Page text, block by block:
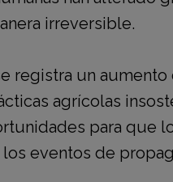
irreversible.
registra un
agrícolas
para que
eventos de